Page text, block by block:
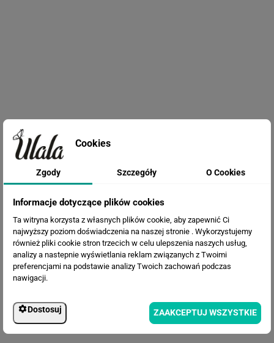
Fototapeta Chmury 3D
Cookies
Zgody Szczegóły O Cookies
Informacje dotyczące plików cookies
Ta witryna korzysta z własnych plików cookie, aby zapewnić Ci
najwyższy poziom doświadczenia na naszej stronie . Wykorzystujemy
również pliki cookie stron trzecich w celu ulepszenia naszych usług,
analizy a nastepnie wyświetlania reklam związanych z Twoimi
preferencjami na podstawie analizy Twoich zachowań podczas
nawigacji.
Dostosuj ZAAKCEPTUJ WSZYSTKIE